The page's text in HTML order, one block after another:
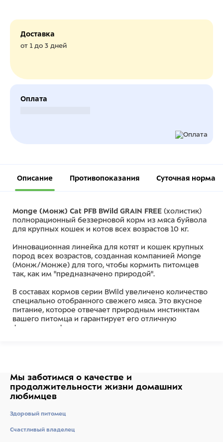
Доставка
от 1 до 3 дней
Оплата
Описание Противопоказания Суточная норма
Monge (Монж) Cat PFB BWild GRAIN FREE (холистик)
полнорационный беззерновой корм из мяса буйвола
для крупных кошек и котов всех возрастов 10 кг.
Инновационная линейка для котят и кошек крупных
пород всех возрастов, созданная компанией Monge
(Монж/Монже) для того, чтобы кормить питомцев
так, как им "предназначено природой".
В составах кормов серии BWild увеличено количество
специально отобранного свежего мяса. Это вкусное
питание, которое отвечает природным инстинктам
вашего питомца и гарантирует его отличную
физическую форму.
Хондроитин, глюкозамин, кальций и фосфор
правильного роста костей и суставов.
естественный баланс кишечной микрофлоры и
способствуют оптимальному усвоению питательных
Мы заботимся о качестве и
продолжительности жизни домашних
любимцев
Здоровый питомец
Счастливый владелец